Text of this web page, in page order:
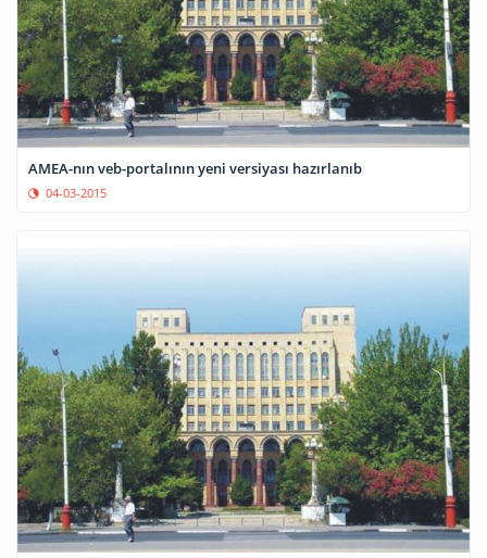
AMEA-nın veb-portalının yeni versiyası hazırlanıb
04-03-2015